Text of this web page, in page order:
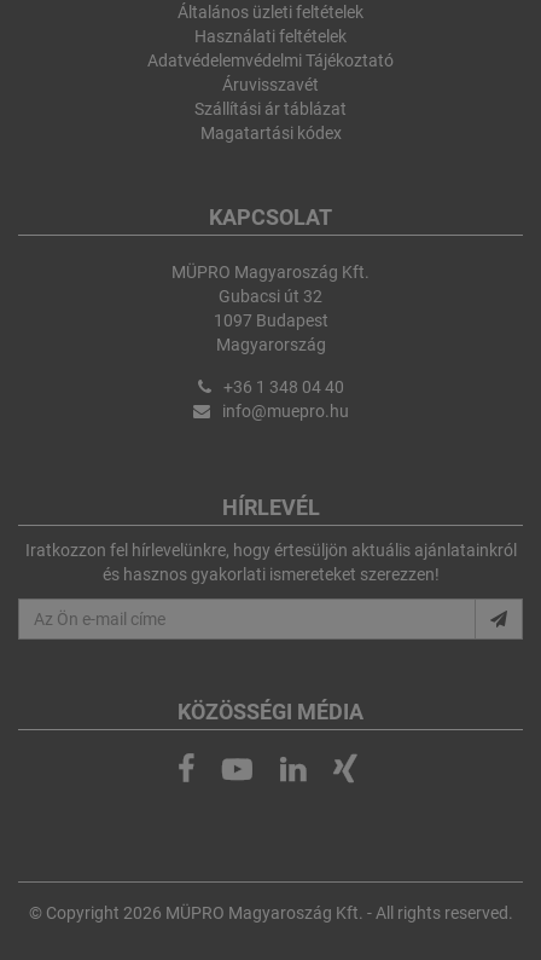
Általános üzleti feltételek
Használati feltételek
Adatvédelemvédelmi Tájékoztató
Áruvisszavét
Szállítási ár táblázat
Magatartási kódex
KAPCSOLAT
MÜPRO Magyaroszág Kft.
Gubacsi út 32
1097 Budapest
Magyarország
+36 1 348 04 40
info@muepro.hu
HÍRLEVÉL
Iratkozzon fel hírlevelünkre, hogy értesüljön aktuális ajánlatainkról
és hasznos gyakorlati ismereteket szerezzen!
KÖZÖSSÉGI MÉDIA
© Copyright 2026 MÜPRO Magyaroszág Kft. - All rights reserved.